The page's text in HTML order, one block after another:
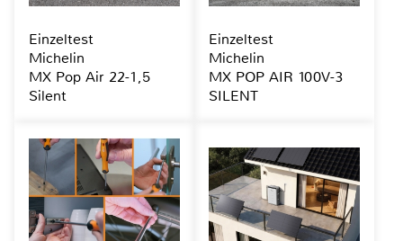
Einzeltest
Michelin
MX Pop Air 22-1,5
Silent
Einzeltest
Michelin
MX POP AIR 100V-3
SILENT